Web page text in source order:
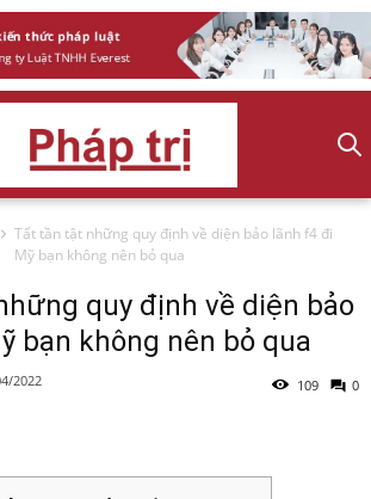
Tất tần tật những quy định về diện bảo lãnh f4 đi
Mỹ bạn không nên bỏ qua
quy định về diện bảo
bạn không nên bỏ qua
2022 109 0